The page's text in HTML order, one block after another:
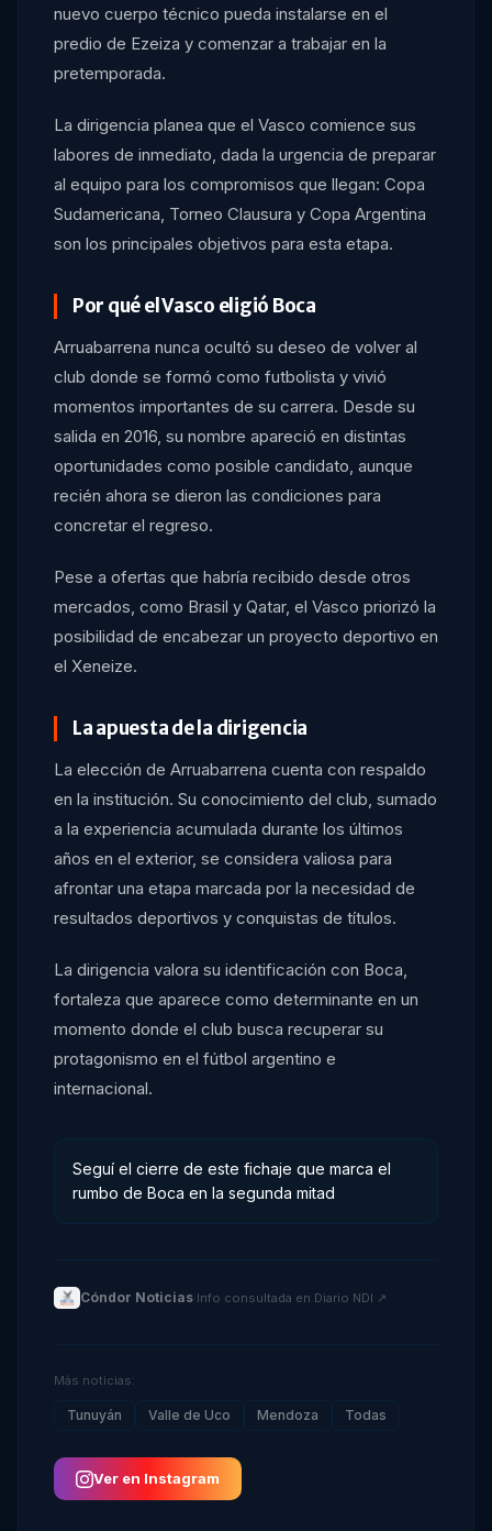
nuevo cuerpo técnico pueda instalarse en el
predio de Ezeiza y comenzar a trabajar en la
pretemporada.
La dirigencia planea que el Vasco comience sus
labores de inmediato, dada la urgencia de preparar
al equipo para los compromisos que llegan: Copa
Sudamericana, Torneo Clausura y Copa Argentina
son los principales objetivos para esta etapa.
Por qué el Vasco eligió Boca
Arruabarrena nunca ocultó su deseo de volver al
club donde se formó como futbolista y vivió
momentos importantes de su carrera. Desde su
salida en 2016, su nombre apareció en distintas
oportunidades como posible candidato, aunque
recién ahora se dieron las condiciones para
concretar el regreso.
Pese a ofertas que habría recibido desde otros
mercados, como Brasil y Qatar, el Vasco priorizó la
posibilidad de encabezar un proyecto deportivo en
el Xeneize.
La apuesta de la dirigencia
La elección de Arruabarrena cuenta con respaldo
en la institución. Su conocimiento del club, sumado
a la experiencia acumulada durante los últimos
años en el exterior, se considera valiosa para
afrontar una etapa marcada por la necesidad de
resultados deportivos y conquistas de títulos.
La dirigencia valora su identificación con Boca,
fortaleza que aparece como determinante en un
momento donde el club busca recuperar su
protagonismo en el fútbol argentino e
internacional.
Seguí el cierre de este fichaje que marca el
rumbo de Boca en la segunda mitad
Cóndor Noticias· Info consultada en Diario NDI ↗
Más noticias:
Tunuyán Valle de Uco Mendoza Todas
Ver en Instagram